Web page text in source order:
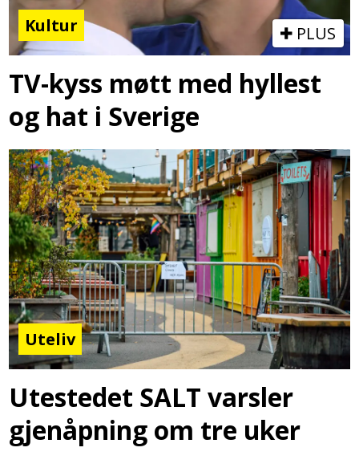
Kultur PLUS
TV-kyss møtt med hyllest
og hat i Sverige
Uteliv
Utestedet SALT varsler
gjenåpning om tre uker